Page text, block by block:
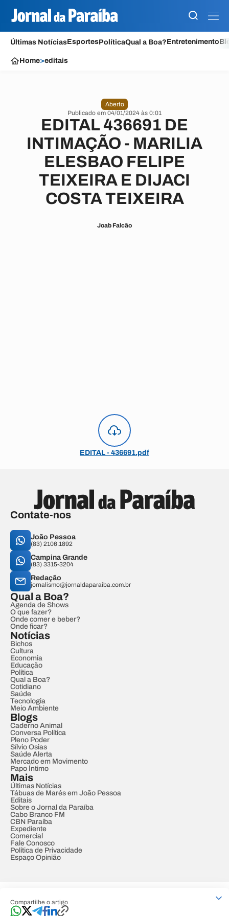
Últimas NotíciasEsportesPolíticaQual a Boa?Entretenimento
Home>editais
Compartilhe o artigo
Aberto
Publicado em 04/01/2024 às 0:01
EDITAL 436691 DE
INTIMAÇÃO - MARILIA
ELESBAO FELIPE
TEIXEIRA E DIJACI
COSTA TEIXEIRA
Joab Falcão
EDITAL - 436691.pdf
Contate-nos
João Pessoa
(83) 2106.1892
Campina Grande
(83) 3315-3204
Redação
jornalismo@jornaldaparaiba.com.br
Qual a Boa?
Agenda de Shows
O que fazer?
Onde comer e beber?
Onde ficar?
Notícias
Bichos
Cultura
Economia
Educação
Política
Qual a Boa?
Cotidiano
Saúde
Tecnologia
Meio Ambiente
Blogs
Caderno Animal
Conversa Política
Pleno Poder
Sílvio Osias
Saúde Alerta
Mercado em Movimento
Papo Íntimo
Mais
Últimas Notícias
Tábuas de Marés em João Pessoa
Editais
Sobre o Jornal da Paraíba
Cabo Branco FM
CBN Paraíba
Expediente
Comercial
Fale Conosco
Política de Privacidade
Espaço Opinião
Developed by Designed by